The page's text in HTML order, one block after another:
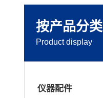
按产品分类
Product display
仪器配件